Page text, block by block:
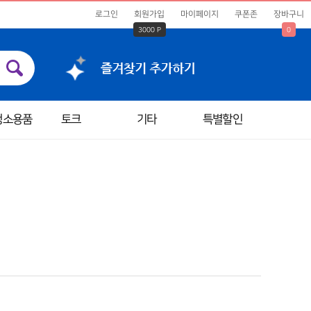
로그인 회원가입
3000 P
마이페이지 쿠폰존 장바구니
0
용품 토크 기타 특별할인